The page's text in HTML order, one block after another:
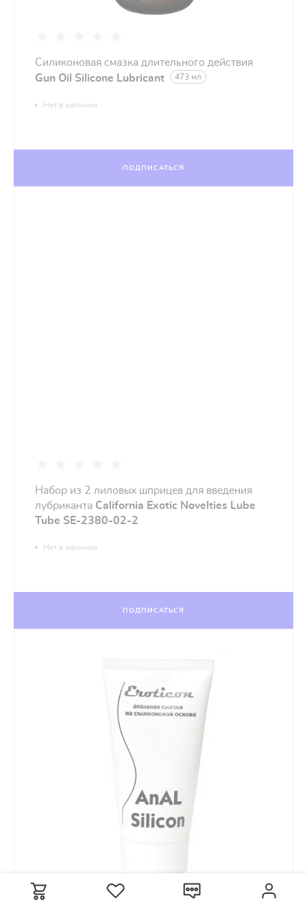
Cиликоновая смазка длительного действия
Gun Oil Silicone Lubricant
473 мл
Нет в наличии
ПОДПИСАТЬСЯ
Набор из 2 лиловых шприцев для введения
лубриканта California Exotic Novelties Lube
Tube SE-2380-02-2
Нет в наличии
ПОДПИСАТЬСЯ